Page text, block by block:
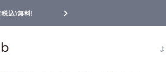
込)無料!
ご利用ガイド よくあるご質問